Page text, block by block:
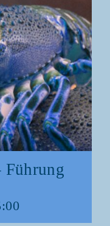
Füh­rung